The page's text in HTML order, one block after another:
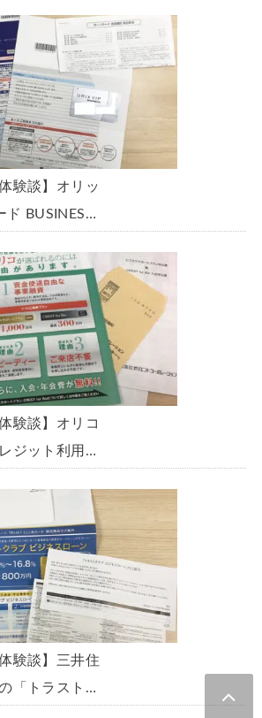
に借りられま
に解説しま
験談】オリッ
ド BUSINESS
した。全手順
。
験談】オリコ
ジット利用中
ポートプラ
いか、問い合
験談】三井住
「トラストク